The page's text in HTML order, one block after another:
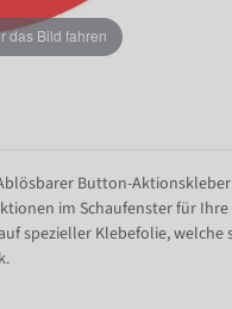
das Bild fahren
Button-
im Schaufenster für
spezieller Klebefolie, welche